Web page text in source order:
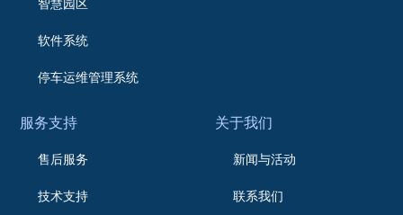
软件系统
停车运维管理系统
服务支持
售后服务
技术支持
关于我们
新闻与活动
联系我们